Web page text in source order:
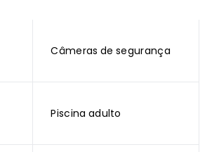
Câmeras de segurança
Piscina adulto